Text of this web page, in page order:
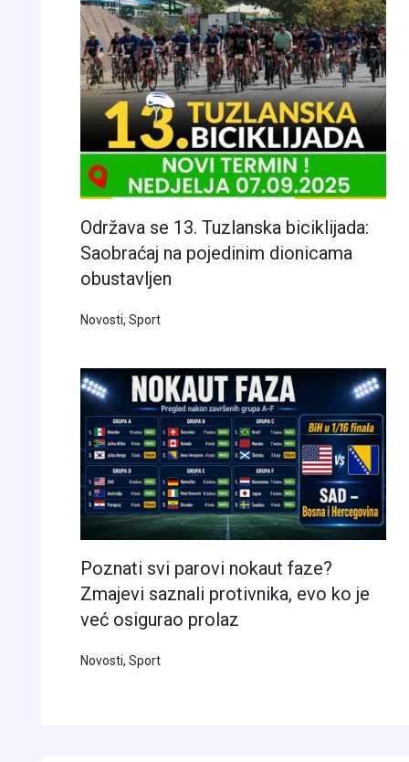
Održava se 13. Tuzlanska biciklijada:
Saobraćaj na pojedinim dionicama
obustavljen
Novosti, Sport
Poznati svi parovi nokaut faze?
Zmajevi saznali protivnika, evo ko je
već osigurao prolaz
Novosti, Sport